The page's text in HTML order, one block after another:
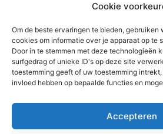
Cookie
Om de beste ervaringen te bieden,
cookies om informatie over je apparaat op te
Door in te stemmen met deze technologieën
surfgedrag of unieke ID's op deze site
toestemming geeft of uw toestemming
invloed hebben op bepaalde functies en
Accepteren
Copyright © 2026
Vul hier je e-mail
GRATIS wandelboekje
ontvangen